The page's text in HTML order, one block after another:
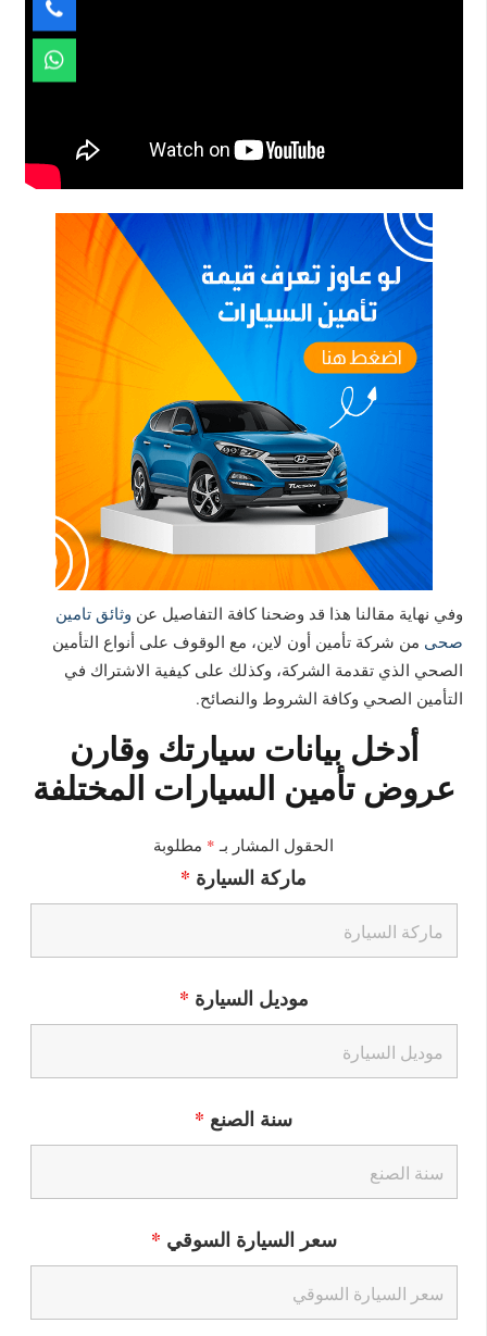
وفي نهاية مقالنا هذا قد وضحنا كافة التفاصيل عن وثائق تامين
صحى من شركة تأمين أون لاين، مع الوقوف على أنواع التأمين
الصحي الذي تقدمة الشركة، وكذلك على كيفية الاشتراك في
التأمين الصحي وكافة الشروط والنصائح.
أدخل بيانات سيارتك وقارن
عروض تأمين السيارات المختلفة
الحقول المشار بـ * مطلوبة
ماركة السيارة *
موديل السيارة *
سنة الصنع *
سعر السيارة السوقي *